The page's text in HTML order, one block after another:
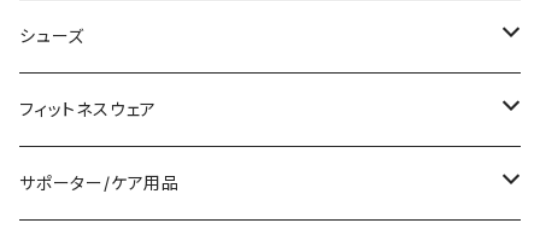
パンツドレス
ナイトドレス
その他
コサージュ
リング
その他
タンクトップ/キャミソール
半袖/5分
7分/長袖
クラッチバッグ
トートバッグ
ショルダーバッグ
マフラー/スカーフ/ストール
財布
アクセサリーケース
シューズ
スニーカー
ブーツ
フィットネスウェア
セット販売
サポーター/ケア用品